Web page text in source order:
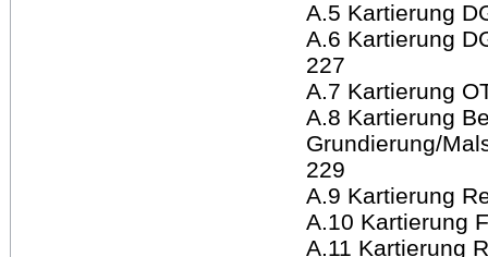
A.5 Kartierung
A.6 Kartierung
227
A.7 Kartierung
A.8 Kartierung
Grundierung/
229
A.9 Kartierung
A.10 Kartierung
A.11 Kartierung